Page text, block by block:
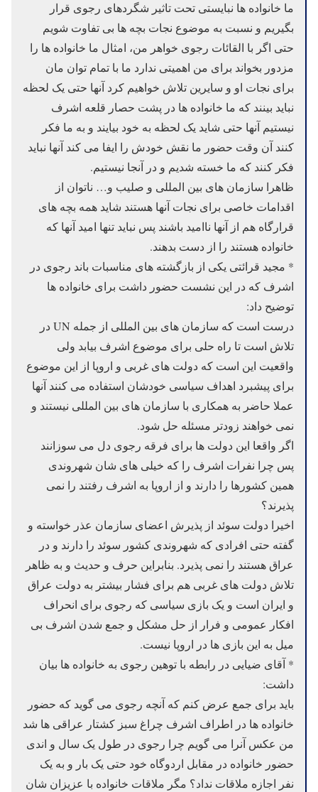
ما خانواده ها نبایستی تحت تاثیر شگردهای رجوی قرار
بگیریم و نسبت به موضوع نجات بچه ها بی تفاوت شویم
حتی اگر با القائات رجوی خواهر من، امثال ما خانواده ها را
مزدور بخواند برای من اهمیتی ندارد ما با تمام توان مان
برای نجات او و سایرین تلاش خواهیم کرد آنها حتی یک لحظه
نباید بینند که ما خانواده ها در پشت حصار قلعه اشرف
نیستیم آنها حتی شاید یک لحظه به خود بیایند و به ما فکر
کنند آن وقت حضور ما نقش خودش را ایفا می کند آنها نباید
فکر کنند که ما خسته شدیم و در آنجا نیستیم.
ظاهرا سازمان های بین المللی و صلیب و… ناتوان از
اقدامات خاصی برای نجات آنها هستند شاید همه بچه های
قرارگاه هم از آنها ناامید باشند پس نباید تنها امید آنها که
خانواده هستند را از دست بدهند.
* مجید قرائتی یکی از بازگشته های مناسبات باند رجوی در
اشرف که در این نشست حضور داشت برای خانواده ها
توضیح داد:
درست است که سازمان های بین المللی از جمله UN در
تلاش است تا راه حلی برای موضوع اشرف بیابد ولی
واقعیت این است که دولت های غربی و اروپا از این موضوع
برای پیشبرد اهداف سیاسی خودشان استفاده می کنند آنها
عملا حاضر به همکاری با سازمان های بین المللی نیستند و
نمی خواهند زودتر مسئله حل شود.
اگر واقعا این دولت ها برای فرقه رجوی دل می سوزانند
پس چرا نفرات اشرف را که خیلی های شان شهروندی
همین کشورها را دارند و از اروپا به اشرف رفتند را نمی
پذیرند؟
اخیرا دولت سوئد از پذیرش اعضای سازمان عذر خواسته و
گفته حتی افرادی که شهروندی کشور سوئد را دارند و در
عراق هستند را نمی پذیرد. بنابراین حرف و حدیث و به ظاهر
تلاش دولت های غربی هم برای فشار بیشتر به دولت عراق
و ایران است و یک بازی سیاسی که رجوی برای انحراف
افکار عمومی و فرار از حل مشکل و جمع شدن اشرف بی
میل به این بازی ها در اروپا نیست.
* آقای ضیایی در رابطه با توهین رجوی به خانواده ها بیان
داشت:
باید برای جمع عرض کنم که آنچه رجوی می گوید که حضور
خانواده ها در اطراف اشرف چراغ سبز کشتار عراقی ها شد
من عکس آنرا می گویم چرا رجوی در طول یک سال و اندی
حضور خانواده در مقابل اردوگاه خود حتی یک بار و به یک
نفر اجازه ملاقات نداد؟ مگر ملاقات خانواده با عزیزان شان